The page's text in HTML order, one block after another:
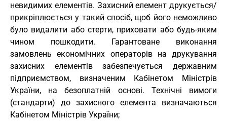
невидимих елементів. Захисний елемент друкується/
прикріплюється у такий спосіб, щоб його неможливо
було видалити або стерти, приховати або будь-яким
чином пошкодити. Гарантоване виконання
замовлень економічних операторів на друкування
захисних елементів забезпечується державним
підприємством, визначеним Кабінетом Міністрів
України, на безоплатній основі. Технічні вимоги
(стандарти) до захисного елемента визначаються
Кабінетом Міністрів України;